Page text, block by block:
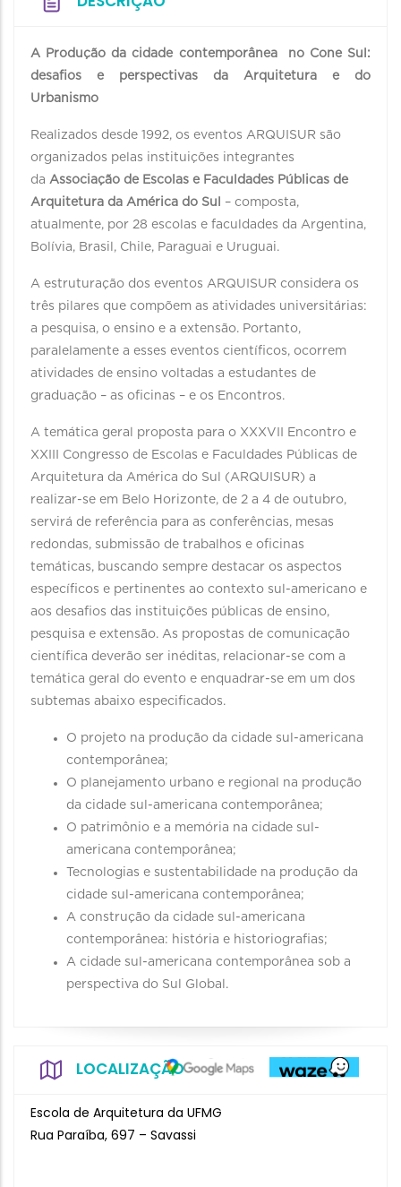
A Produção da cidade contemporânea no Cone Sul:
desafios e perspectivas da Arquitetura e do
Urbanismo
Realizados desde 1992, os eventos ARQUISUR são
organizados pelas instituições integrantes
da Associação de Escolas e Faculdades Públicas de
Arquitetura da América do Sul
– composta,
atualmente, por 28 escolas e faculdades da Argentina,
Bolívia, Brasil, Chile, Paraguai e Uruguai.
A estruturação dos eventos ARQUISUR considera os
três pilares que compõem as atividades universitárias:
a pesquisa, o ensino e a extensão. Portanto,
paralelamente a esses eventos científicos, ocorrem
atividades de ensino voltadas a estudantes de
graduação – as oficinas – e os Encontros.
A temática geral proposta para o XXXVII Encontro e
XXIII Congresso de Escolas e Faculdades Públicas de
Arquitetura da América do Sul (ARQUISUR) a
realizar-se em Belo Horizonte, de 2 a 4 de outubro,
servirá de referência para as conferências, mesas
redondas, submissão de trabalhos e oficinas
temáticas, buscando sempre destacar os aspectos
específicos e pertinentes ao contexto sul-americano e
aos desafios das instituições públicas de ensino,
pesquisa e extensão. As propostas de comunicação
científica deverão ser inéditas, relacionar-se com a
temática geral do evento e enquadrar-se em um dos
subtemas abaixo especificados.
O projeto na produção da cidade sul-americana
contemporânea;
O planejamento urbano e regional na produção
da cidade sul-americana contemporânea;
O patrimônio e a memória na cidade sul-
americana contemporânea;
Tecnologias e sustentabilidade na produção da
cidade sul-americana contemporânea;
A construção da cidade sul-americana
contemporânea: história e historiografias;
A cidade sul-americana contemporânea sob a
perspectiva do Sul Global.
LOCALIZAÇÃO
Escola de Arquitetura da UFMG
Rua Paraíba, 697 – Savassi